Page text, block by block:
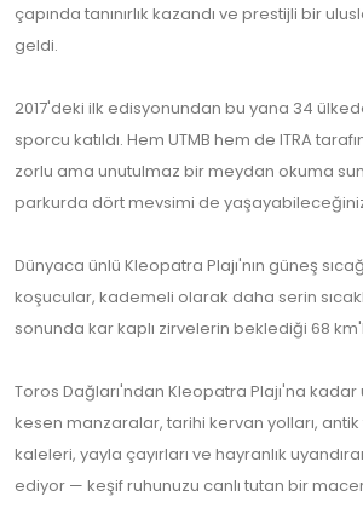
çapında tanınırlık kazandı ve prestijli bir
geldi.
2017'deki ilk edisyonundan bu yana 34
sporcu katıldı. Hem UTMB hem de ITRA
zorlu ama unutulmaz bir meydan okuma
parkurda dört mevsimi de
Dünyaca ünlü Kleopatra Plajı'nın güneş
koşucular, kademeli olarak daha serin
sonunda kar kaplı zirvelerin beklediği 68
Toros Dağları'ndan Kleopatra Plajı'na
kesen manzaralar, tarihi kervan yolları,
kaleleri, yayla çayırları ve hayranlık
ediyor — keşif ruhunuzu canlı tutan bir